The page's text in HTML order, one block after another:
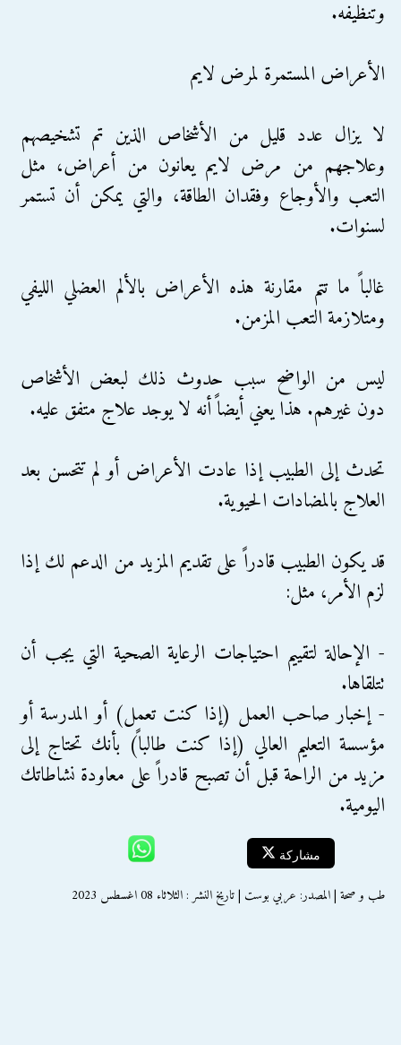
وتنظيفه.
الأعراض المستمرة لمرض لايم
لا يزال عدد قليل من الأشخاص الذين تم تشخيصهم
وعلاجهم من مرض لايم يعانون من أعراض، مثل
التعب والأوجاع وفقدان الطاقة، والتي يمكن أن تستمر
لسنوات.
غالباً ما تتم مقارنة هذه الأعراض بالألم العضلي الليفي
ومتلازمة التعب المزمن.
ليس من الواضح سبب حدوث ذلك لبعض الأشخاص
دون غيرهم. هذا يعني أيضاً أنه لا يوجد علاج متفق عليه.
تحدث إلى الطبيب إذا عادت الأعراض أو لم تتحسن بعد
العلاج بالمضادات الحيوية.
قد يكون الطبيب قادراً على تقديم المزيد من الدعم لك إذا
لزم الأمر، مثل:
- الإحالة لتقييم احتياجات الرعاية الصحية التي يجب أن
تتلقاها.
- إخبار صاحب العمل (إذا كنت تعمل) أو المدرسة أو
مؤسسة التعليم العالي (إذا كنت طالباً) بأنك تحتاج إلى
مزيد من الراحة قبل أن تصبح قادراً على معاودة نشاطاتك
اليومية.
مشاركة
طب و صحة | المصدر: عربي بوست | تاريخ النشر : الثلاثاء 08 اغسطس 2023